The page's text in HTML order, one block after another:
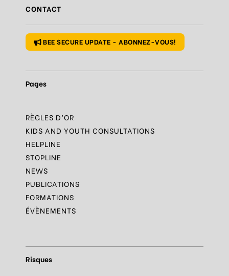
CONTACT
BEE SECURE UPDATE - ABONNEZ-VOUS!
Pages
RÈGLES D’OR
KIDS AND YOUTH CONSULTATIONS
HELPLINE
STOPLINE
NEWS
PUBLICATIONS
FORMATIONS
ÉVÈNEMENTS
Risques